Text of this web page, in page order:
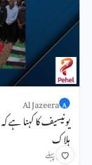
A
Al Jazeera
یونیسیف کا کہنا ہے
ہلاک
1 دن پہلے